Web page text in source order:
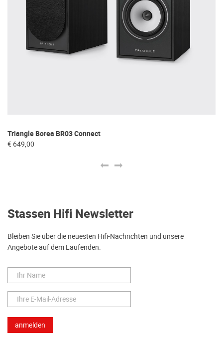
Triangle Borea BR03 Connect
€ 649,00
Stassen Hifi Newsletter
Bleiben Sie über die neuesten Hifi-Nachrichten und unsere
Angebote auf dem Laufenden.